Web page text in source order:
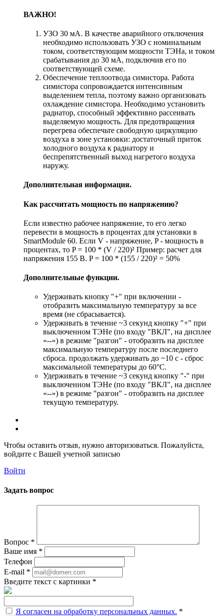
ВАЖНО!
УЗО 30 мА. В качестве аварийного отключения
необходимо использовать УЗО с номинальным
током, соответствующим мощности ТЭНа, и током
срабатывания до 30 мА, подключив его по
соответствующей схеме.
Обеспечение теплоотвода симистора. Работа
симистора сопровождается интенсивным
выделением тепла, поэтому важно организовать
охлаждение симистора. Необходимо установить
радиатор, способный эффективно рассеивать
выделяемую мощность. Для предотвращения
перегрева обеспечьте свободную циркуляцию
воздуха в зоне установки: достаточный приток
холодного воздуха к радиатору и
беспрепятственный выход нагретого воздуха
наружу.
Дополнительная информация.
Как рассчитать мощность по напряжению?
Если известно рабочее напряжение, то его легко
перевести в мощность в процентах для установки в
SmartModule 60. Если V - напряжение, P - мощность в
процентах, то P = 100 * (V / 220)² Пример: расчет для
напряжения 155 В. P = 100 * (155 / 220)² = 50%
Дополнительные функции.
Удерживать кнопку "+" при включении -
отобразить максимальную температуру за все
время (не сбрасывается).
Удерживать в течение ~3 секунд кнопку "+" при
выключенном ТЭНе (по входу "ВКЛ", на дисплее
«--») в режиме "разгон" - отобразить на дисплее
максимальную температуру после последнего
сброса. продолжать удерживать до ~10 с - сброс
максимальной температуры до 60°C.
Удерживать в течение ~3 секунд кнопку "-" при
выключенном ТЭНе (по входу "ВКЛ", на дисплее
«--») в режиме "разгон" - отобразить на дисплее
текущую температуру.
Чтобы оставить отзыв, нужно авторизоваться. Пожалуйста,
войдите с Вашей учетной записью
Войти
Задать вопрос
Вопрос *
Ваше имя *
Телефон
E-mail *
Введите текст с картинки *
Я согласен на обработку персональных данных. *